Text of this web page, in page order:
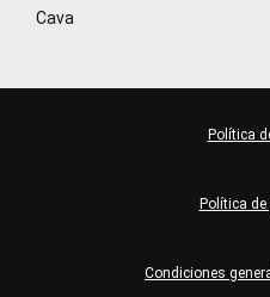
Cava
Condiciones
Política de
Política